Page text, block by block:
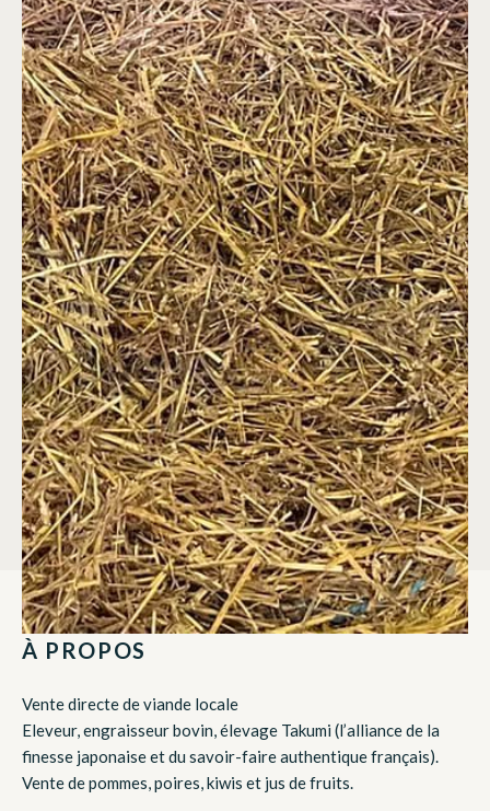
À PROPOS
Vente directe de viande locale
Eleveur, engraisseur bovin, élevage Takumi (l’alliance de la
finesse japonaise et du savoir-faire authentique français).
Vente de pommes, poires, kiwis et jus de fruits.